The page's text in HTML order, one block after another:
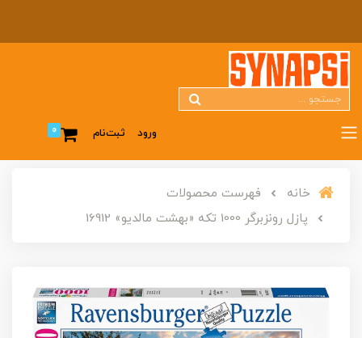
ورود ثبت‌نام 0
خانه
فهرست محصولات
پازل رونزبرگر 1000 تکه «بهشت مالدیو» 16912